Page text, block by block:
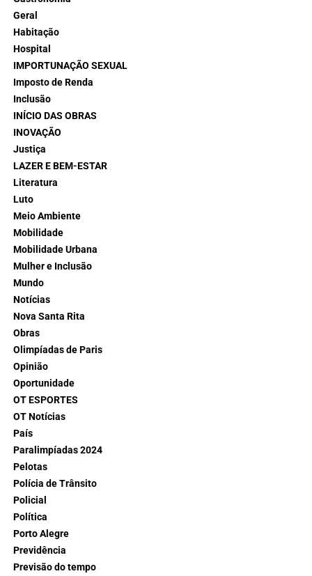
Geral
Habitação
Hospital
IMPORTUNAÇÃO SEXUAL
Imposto de Renda
Inclusão
INÍCIO DAS OBRAS
INOVAÇÃO
Justiça
LAZER E BEM-ESTAR
Literatura
Luto
Meio Ambiente
Mobilidade
Mobilidade Urbana
Mulher e Inclusão
Mundo
Notícias
Nova Santa Rita
Obras
Olimpíadas de Paris
Opinião
Oportunidade
OT ESPORTES
OT Notícias
País
Paralimpíadas 2024
Pelotas
Polícia de Trânsito
Policial
Política
Porto Alegre
Previdência
Previsão do tempo